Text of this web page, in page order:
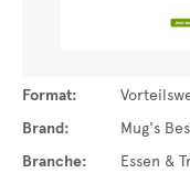
Format:
Brand:
Mug's
Branche:
Essen &